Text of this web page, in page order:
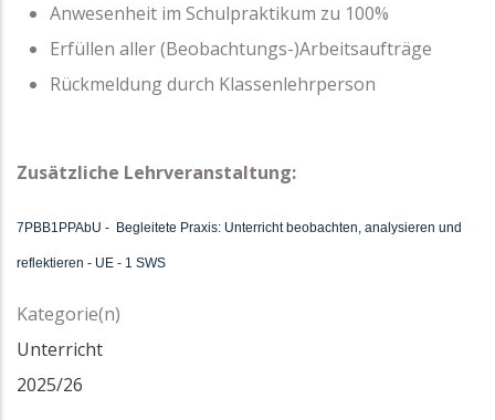
Anwesenheit im Schulpraktikum zu 100%
Erfüllen aller (Beobachtungs-)Arbeitsaufträge
Rückmeldung durch Klassenlehrperson
Zusätzliche Lehrveranstaltung:
7PBB1PPAbU - Begleitete Praxis: Unterricht beobachten, analysieren und
reflektieren - UE - 1 SWS
Kategorie(n)
Unterricht
2025/26